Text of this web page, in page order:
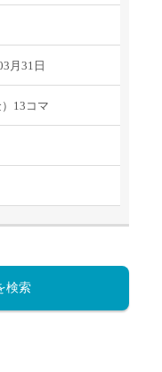
月31日
13コマ
検索